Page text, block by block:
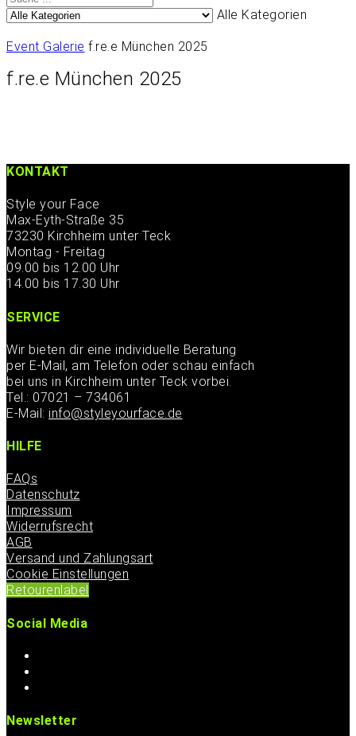
Alle Kategorien
Event Galerie f.re.e München 2025
f.re.e München 2025
KONTAKT
Style your Face
Max-Eyth-Straße 35
73230 Kirchheim unter Teck
Montag - Freitag
09.00 bis 12.00 Uhr
14.00 bis 17.30 Uhr
SERVICE
Wir bieten dir eine individuelle Beratung
per E-Mail, am Telefon oder schau einfach
bei uns in Kirchheim unter Teck vorbei.
Tel.: 07021 – 734061
E-Mail: info@styleyourface.de
HILFE
FAQs
Datenschutz
Impressum
Widerrufsrecht
AGB
Versand und Zahlungsart
Cookie Einstellungen
Retourenlabel
Social Media
Newsletter